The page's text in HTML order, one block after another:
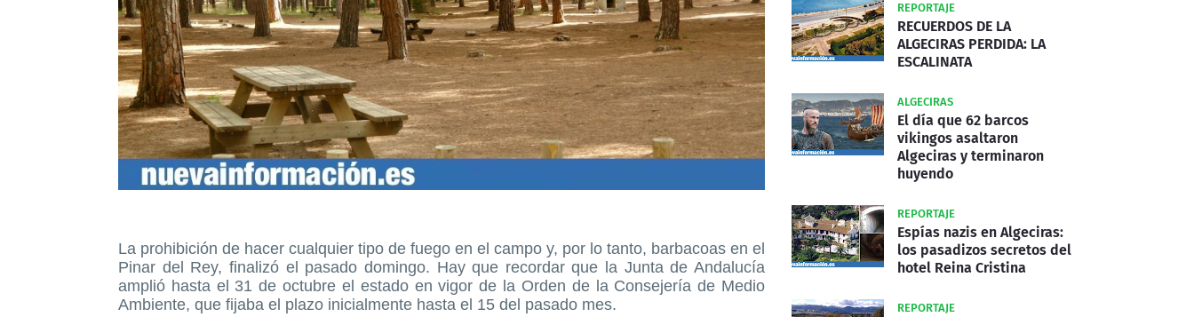
La prohibición de hacer cualquier tipo de fuego en el campo y, por lo tanto, barbacoas en el
Pinar del Rey, finalizó el pasado domingo. Hay que recordar que la Junta de Andalucía
amplió hasta el 31 de octubre el estado en vigor de la Orden de la Consejería de Medio
Ambiente, que fijaba el plazo inicialmente hasta el 15 del pasado mes.
REPORTAJE
RECUERDOS DE LA
ALGECIRAS PERDIDA: LA
ESCALINATA
ALGECIRAS
El día que 62 barcos
vikingos asaltaron
Algeciras y terminaron
huyendo
REPORTAJE
Espías nazis en Algeciras:
los pasadizos secretos del
hotel Reina Cristina
REPORTAJE